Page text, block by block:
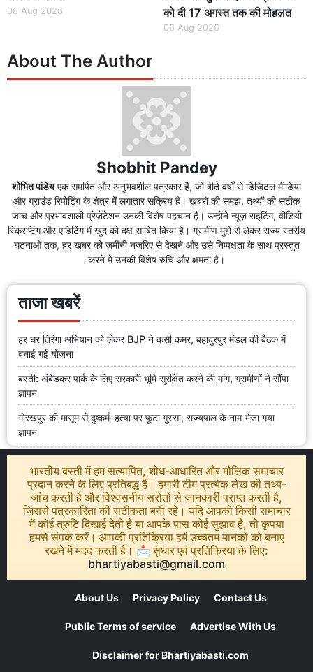
06 Aug 2026
को दी 17 अगस्त तक की मोहलत
06 Aug 2026
About The Author
Shobhit Pandey
शोभित पांडेयएक समर्पित और अनुभवशील पत्रकार हैं, जो बीते वर्षों से डिजिटल मीडिया
और ग्राउंड रिपोर्टिंग के क्षेत्र में लगातार सक्रिय हैं। खबरों की समझ, तथ्यों की सटीक
जांच और प्रभावशाली प्रेज़ेंटेशन उनकी विशेष पहचान है। उन्होंने न्यूज़ राइटिंग, वीडियो
स्क्रिप्टिंग और एडिटिंग में खुद को दक्ष साबित किया है। ग्रामीण मुद्दों से लेकर राज्य स्तरीय
घटनाओं तक, हर खबर को ज़मीनी नजरिए से देखने और उसे निष्पक्षता के साथ प्रस्तुत
करने में उनकी विशेष रुचि और क्षमता है।
ताजा खबरें
हर घर तिरंगा अभियान को लेकर BJP ने कसी कमर, बहादुरपुर मंडल की बैठक में
बनाई गई योजना
बस्ती: अंबेडकर पार्क के लिए सरकारी भूमि सुरक्षित करने की मांग, ग्रामीणों ने सौंपा
ज्ञापन
गोरखपुर की मासूम से दुष्कर्म-हत्या पर फूटा गुस्सा, राज्यपाल के नाम भेजा गया
ज्ञापन
भारतीय बस्ती में हम सत्यापित, शोध-आधारित और मौलिक समाचार
प्रदान करने के लिए प्रतिबद्ध हैं। हमारी टीम प्रत्येक लेख की तथ्य-
जांच करती है और विश्वसनीय स्रोतों से जानकारी प्राप्त करती है,
जिससे पत्रकारिता की सटीकता बनी रहे। यदि आपको किसी समाचार
में कोई त्रुटि दिखाई देती है या आपके पास कोई सुझाव है, तो कृपया
हमसे संपर्क करें। आपकी प्रतिक्रिया हमें उच्चतम मानकों को बनाए
रखने में मदद करती है। 📩 सुधार एवं प्रतिक्रिया के लिए:
bhartiyabasti@gmail.com
About Us Privacy Policy Contact Us
Public Terms of service Advertise With Us
Disclaimer for Bhartiyabasti.com